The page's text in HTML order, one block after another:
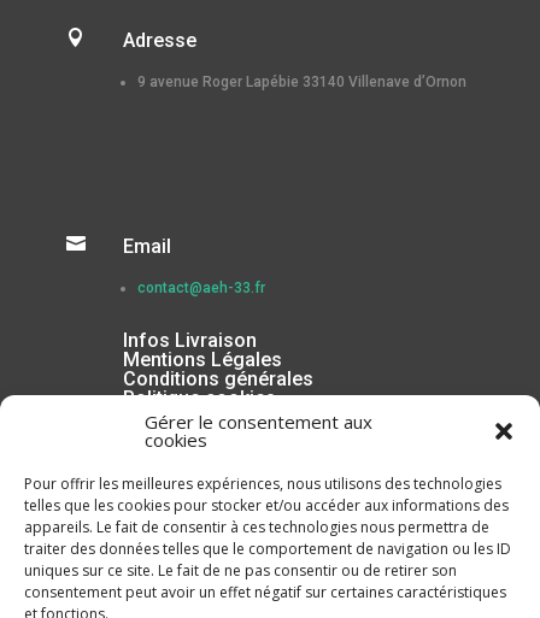
Gérer le consentement aux
cookies
Pour offrir les meilleures expériences, nous utilisons des technologies
telles que les cookies pour stocker et/ou accéder aux informations des
appareils. Le fait de consentir à ces technologies nous permettra de
traiter des données telles que le comportement de navigation ou les ID
uniques sur ce site. Le fait de ne pas consentir ou de retirer son
consentement peut avoir un effet négatif sur certaines caractéristiques
et fonctions.
 Adresse
9 avenue Roger Lapébie 33140 Villenave d’Ornon
 Email
contact@aeh-33.fr
Infos Livraison
Mentions Légales
Conditions générales
Politique cookies